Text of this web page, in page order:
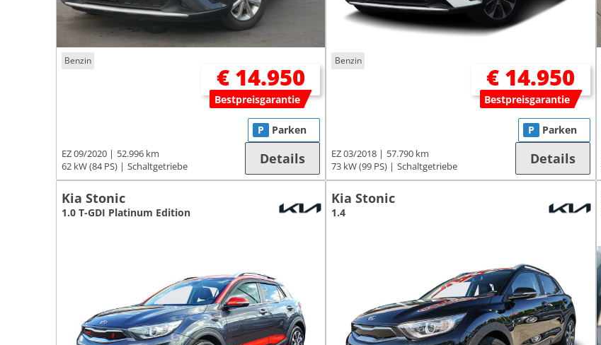
Benzin
€ 14.950
Bestpreisgarantie
EZ 09/2020
52.996 km
62 kW (84 PS)
Schaltgetriebe
P Parken
Details
Benzin
€ 14.950
Bestpreisgarantie
EZ 03/2018
57.790 km
73 kW (99 PS)
Schaltgetriebe
P Parken
Details
Kia Stonic
1.0 T-GDI Platinum Edition
Kia Stonic
1.4